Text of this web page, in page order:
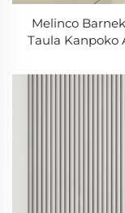
Melinco
Taula Kanpoko